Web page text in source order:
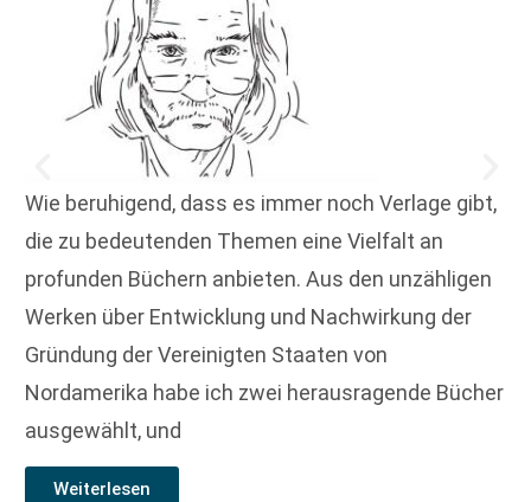
Wie beruhigend, dass es immer noch Verlage gibt,
die zu bedeutenden Themen eine Vielfalt an
profunden Büchern anbieten. Aus den unzähligen
Werken über Entwicklung und Nachwirkung der
Gründung der Vereinigten Staaten von
Nordamerika habe ich zwei herausragende Bücher
ausgewählt, und
Weiterlesen